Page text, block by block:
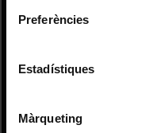
Preferències
Estadístiques
Màrqueting